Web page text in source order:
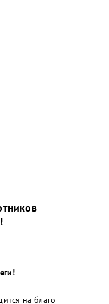
на благо